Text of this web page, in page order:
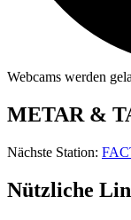
Webcams werden
METAR &
Nächste Station:
Nützliche